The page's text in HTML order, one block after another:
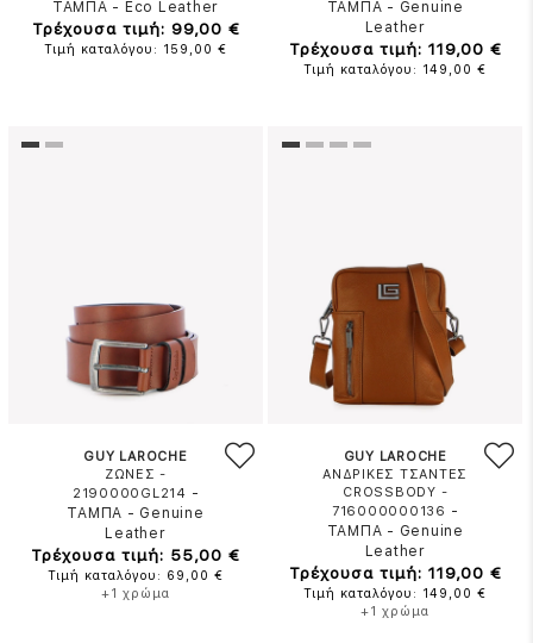
ΤΑΜΠΑ - Eco Leather
Τρέχουσα τιμή: 99,00 €
Τιμή καταλόγου: 159,00 €
ΤΑΜΠΑ - Genuine
Leather
Τρέχουσα τιμή: 119,00 €
Τιμή καταλόγου: 149,00 €
GUY LAROCHE
ΖΩΝΕΣ -
2190000GL214 -
ΤΑΜΠΑ - Genuine
Leather
Τρέχουσα τιμή: 55,00 €
Τιμή καταλόγου: 69,00 €
+1 χρώμα
GUY LAROCHE
ΑΝΔΡΙΚΕΣ ΤΣΑΝΤΕΣ
CROSSBODY -
716000000136 -
ΤΑΜΠΑ - Genuine
Leather
Τρέχουσα τιμή: 119,00 €
Τιμή καταλόγου: 149,00 €
+1 χρώμα